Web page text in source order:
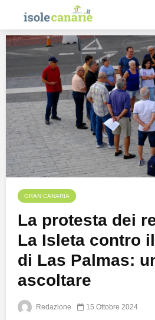
GRAN CANARIA
La protesta dei
La Isleta contro
di Las Palmas:
ascoltare
Redazione 15 Ottobre 2024